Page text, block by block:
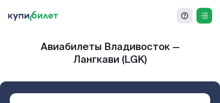
Авиабилеты Владивосток —
Лангкави (LGK)